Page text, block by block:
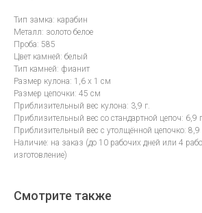
Тип замка: карабин
Металл: золото белое
Проба: 585
Цвет камней: белый
Тип камней: фианит
Размер кулона: 1,6 х 1 см
Размер цепочки: 45 см
Приблизительный вес кулона: 3,9 г.
Приблизительный вес со стандартной цепоч: 6,9
Приблизительный вес с утолщённой цепочко: 8,9
Наличие: на заказ (до 10 рабочих дней или 4
изготовление)
Смотрите также